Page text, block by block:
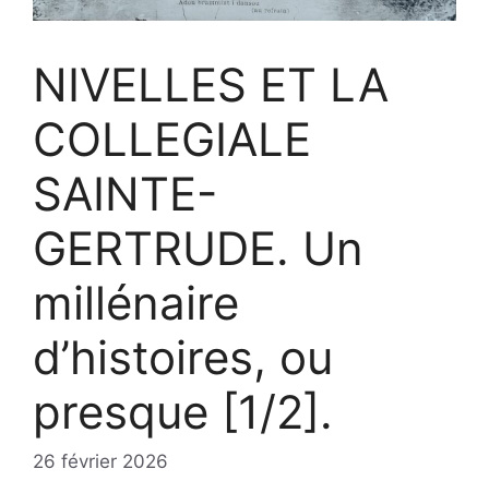
NIVELLES ET LA
COLLEGIALE
SAINTE-
GERTRUDE. Un
millénaire
d’histoires, ou
presque [1/2].
26 février 2026